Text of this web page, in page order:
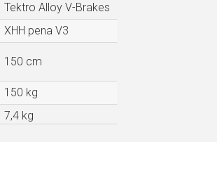
Tektro Alloy V-Brakes
XHH pena V3
150 cm
150 kg
7,4 kg